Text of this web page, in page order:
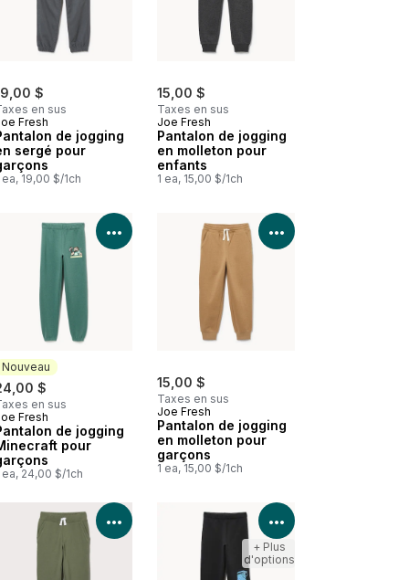
$
en sus
Fresh
de jogging
sergé pour
ea, 19,00 $/1ch
15,00 $
Taxes en sus
Joe Fresh
Pantalon de jogging
en molleton pour
enfants
1 ea, 15,00 $/1ch
détails du produit
Nouveau
$
en sus
Fresh
de jogging
pour
ea, 24,00 $/1ch
Voir les détails du produit
15,00 $
Taxes en sus
Joe Fresh
Pantalon de jogging
en molleton pour
garçons
1 ea, 15,00 $/1ch
Voir les détails
détails du produitVoir les détails du produitVoir les détails
+ Plus
d'options